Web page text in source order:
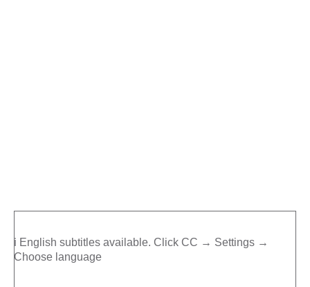
ℹ️ English subtitles available. Click CC → Settings →
Choose language